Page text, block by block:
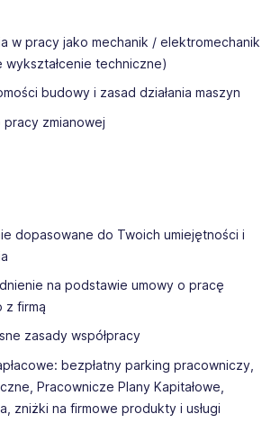
w pracy jako mechanik / elektromechanik
wykształcenie techniczne)
budowy i zasad działania maszyn
zmianowej
dopasowane do Twoich umiejętności i
na podstawie umowy o pracę
z firmą
zasady współpracy
bezpłatny parking pracowniczy,
Pracownicze Plany Kapitałowe,
zniżki na firmowe produkty i usługi